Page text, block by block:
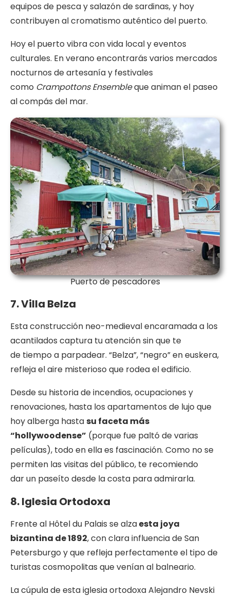
equipos de pesca y salazón de sardinas, y hoy
contribuyen al cromatismo auténtico del puerto.
Hoy el puerto vibra con vida local y eventos
culturales. En verano encontrarás varios mercados
nocturnos de artesanía y festivales
como Crampottons Ensembleque animan el paseo
al compás del mar.
Puerto de pescadores
7. Villa Belza
Esta construcción neo-medieval encaramada a los
acantilados captura tu atención sin que te
de tiempo a parpadear. “Belza”, “negro” en euskera,
refleja el aire misterioso que rodea el edificio.
Desde su historia de incendios, ocupaciones y
renovaciones, hasta los apartamentos de lujo que
hoy alberga hastasu faceta más
“hollywoodense” (porque fue paltó de varias
películas), todo en ella es fascinación. Como no se
permiten las visitas del público, te recomiendo
dar un paseíto desde la costa para admirarla.
8. Iglesia Ortodoxa
Frente al Hôtel du Palais se alzaesta joya
bizantina de 1892, con clara influencia de San
Petersburgo y que refleja perfectamente el tipo de
turistas cosmopolitas que venían al balneario.
La cúpula de esta iglesia ortodoxa Alejandro Nevski